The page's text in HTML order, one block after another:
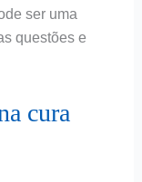
ser uma
questões e
cura